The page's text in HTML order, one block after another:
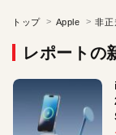
トップ Apple
レポートの